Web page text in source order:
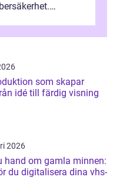
som skapar
idé till färdig visning
2026
hand om gamla minnen:
du digitalisera dina vhs-